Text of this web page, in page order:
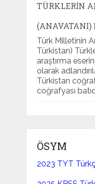
TÜRKLERIN
(ANAVATANI)
Türk Milletinin
Türkistan)
araştırma
olarak
Türkistan
coğrafyası
ÖSYM
2023 TYT